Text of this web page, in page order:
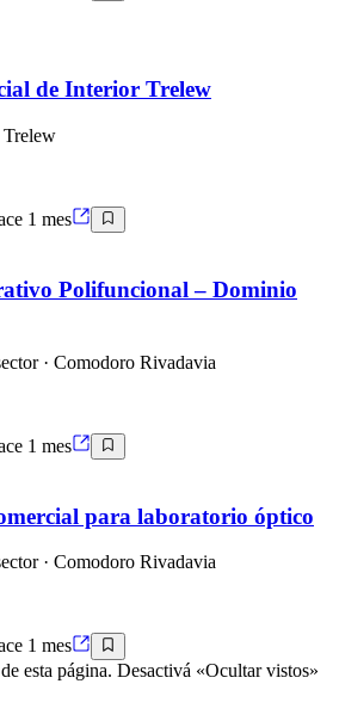
de Interior Trelew
Trelew
1 mes
Polifuncional – Dominio
· Comodoro Rivadavia
1 mes
para laboratorio óptico
· Comodoro Rivadavia
1 mes
esta página. Desactivá «Ocultar vistos»